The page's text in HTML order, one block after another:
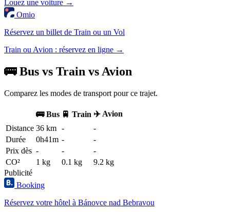
Louez une voiture →
Omio
Réservez un billet de Train ou un Vol
Train ou Avion : réservez en ligne →
🚌 Bus vs Train vs Avion
Comparez les modes de transport pour ce trajet.
🚌 Bus 🚆 Train ✈️ Avion
Distance 36 km -
-
Durée
0h41m -
-
Prix dès - -
-
CO²
1 kg 0.1 kg
9.2 kg
Publicité
Booking
Réservez votre hôtel à Bánovce nad Bebravou